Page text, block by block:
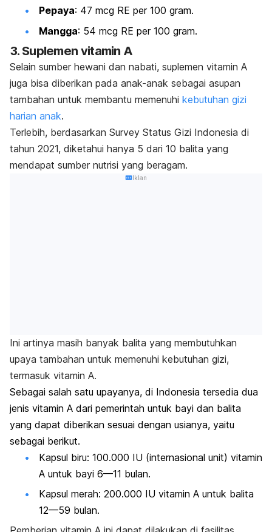
Pepaya: 47 mcg RE per 100 gram.
Mangga: 54 mcg RE per 100 gram.
3. Suplemen vitamin A
Selain sumber hewani dan nabati, suplemen vitamin A
juga bisa diberikan pada anak-anak sebagai asupan
tambahan untuk membantu memenuhi kebutuhan gizi
harian anak.
Terlebih, berdasarkan Survey Status Gizi Indonesia di
tahun 2021, diketahui hanya 5 dari 10 balita yang
mendapat sumber nutrisi yang beragam.
Iklan
Ini artinya masih banyak balita yang membutuhkan
upaya tambahan untuk memenuhi kebutuhan gizi,
termasuk vitamin A.
Sebagai salah satu upayanya, di Indonesia tersedia dua
jenis vitamin A dari pemerintah untuk bayi dan balita
yang dapat diberikan sesuai dengan usianya, yaitu
sebagai berikut.
Kapsul biru: 100.000 IU (internasional unit) vitamin
A untuk bayi 6—11 bulan.
Kapsul merah: 200.000 IU vitamin A untuk balita
12—59 bulan.